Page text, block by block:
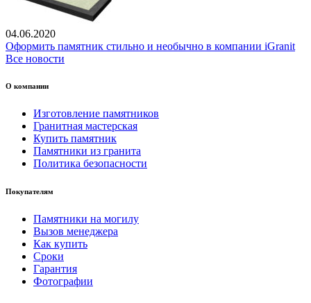
04.06.2020
Оформить памятник стильно и необычно в компании iGranit
Все новости
О компании
Изготовление памятников
Гранитная мастерская
Купить памятник
Памятники из гранита
Политика безопасности
Покупателям
Памятники на могилу
Вызов менеджера
Как купить
Сроки
Гарантия
Фотографии